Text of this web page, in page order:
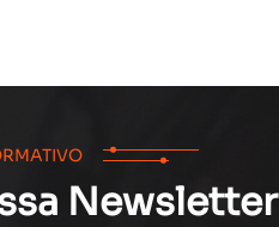
Newsletter